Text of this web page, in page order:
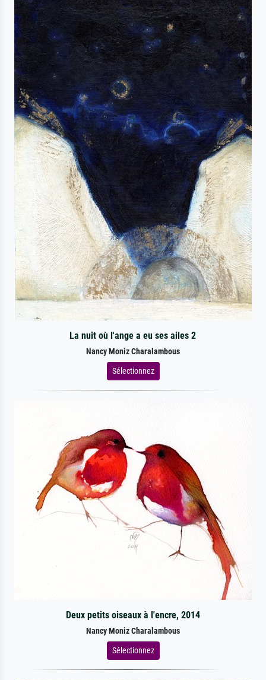
La nuit où l'ange a eu ses ailes 2
Nancy Moniz Charalambous
Sélectionnez
Deux petits oiseaux à l'encre, 2014
Nancy Moniz Charalambous
Sélectionnez